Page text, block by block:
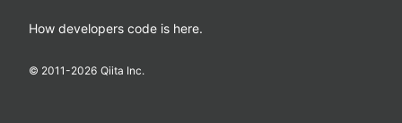
How developers code is here.
© 2011-2026 Qiita Inc.